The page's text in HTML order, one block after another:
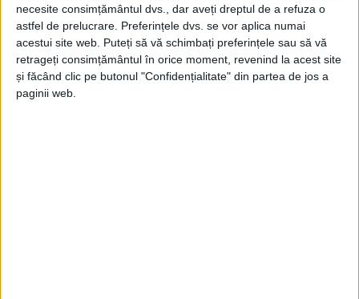
necesite consimțământul dvs., dar aveți dreptul de a refuza o
astfel de prelucrare. Preferințele dvs. se vor aplica numai
acestui site web. Puteți să vă schimbați preferințele sau să vă
retrageți consimțământul în orice moment, revenind la acest site
și făcând clic pe butonul "Confidențialitate" din partea de jos a
paginii web.
Și ospătarii sînt oameni